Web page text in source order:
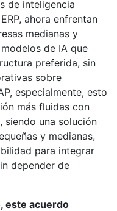
de inteligencia
ahora enfrentan
medianas y
de IA que
preferida, sin
sobre
especialmente, esto
más fluidas con
siendo una solución
y medianas,
para integrar
depender de
este acuerdo